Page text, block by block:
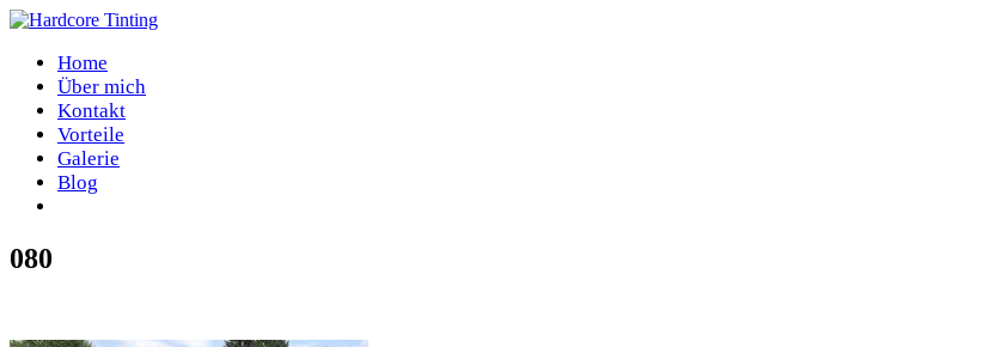
Home
Über mich
Kontakt
Vorteile
Galerie
Blog
080